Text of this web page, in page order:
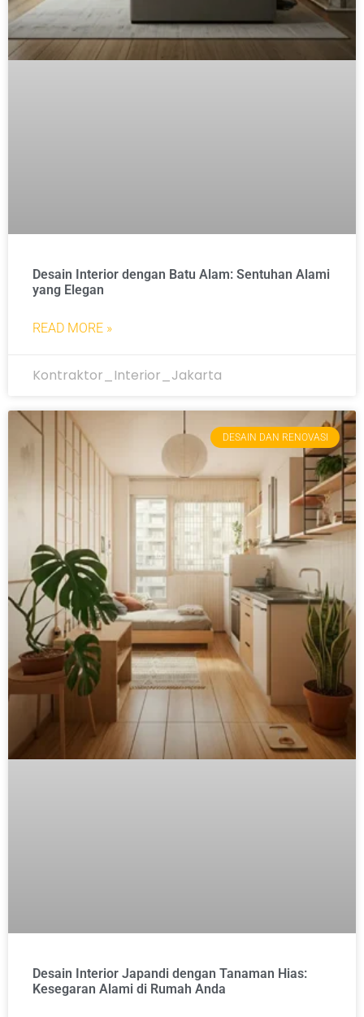
Desain Interior dengan Batu Alam: Sentuhan Alami
yang Elegan
READ MORE »
Kontraktor_Interior_Jakarta
DESAIN DAN RENOVASI
Desain Interior Japandi dengan Tanaman Hias:
Kesegaran Alami di Rumah Anda